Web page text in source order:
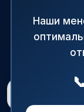
При
Наши